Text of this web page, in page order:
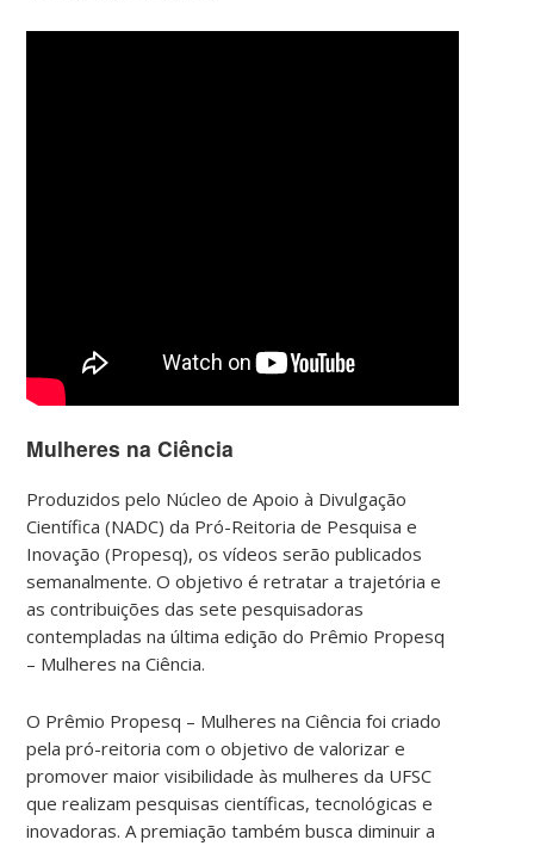
Mulheres na Ciência
Produzidos pelo Núcleo de Apoio à Divulgação
Científica (NADC) da Pró-Reitoria de Pesquisa e
Inovação (Propesq), os vídeos serão publicados
semanalmente. O objetivo é retratar a trajetória e
as contribuições das sete pesquisadoras
contempladas na última edição do Prêmio Propesq
– Mulheres na Ciência.
O Prêmio Propesq – Mulheres na Ciência foi criado
pela pró-reitoria com o objetivo de valorizar e
promover maior visibilidade às mulheres da UFSC
que realizam pesquisas científicas, tecnológicas e
inovadoras. A premiação também busca diminuir a